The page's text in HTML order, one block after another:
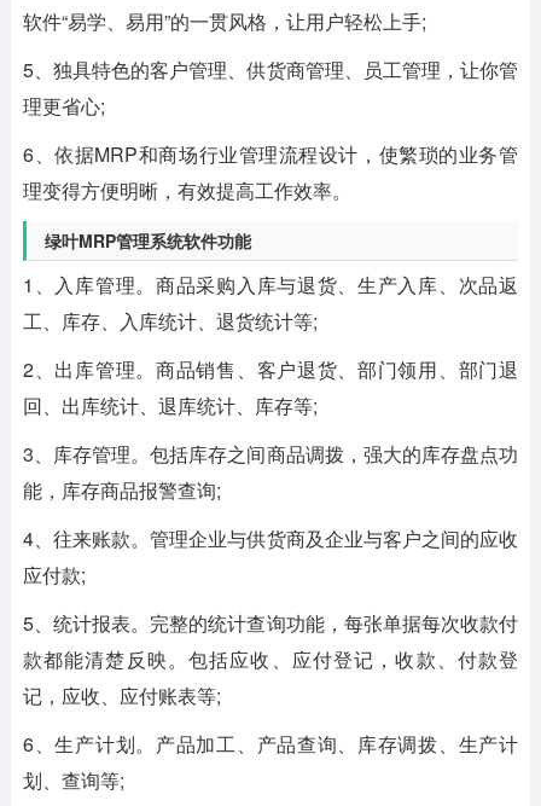
软件“易学、易用”的一贯风格，让用户轻松上手;
5、独具特色的客户管理、供货商管理、员工管理，让你管
理更省心;
6、依据MRP和商场行业管理流程设计，使繁琐的业务管
理变得方便明晰，有效提高工作效率。
绿叶MRP管理系统软件功能
1、入库管理。商品采购入库与退货、生产入库、次品返
工、库存、入库统计、退货统计等;
2、出库管理。商品销售、客户退货、部门领用、部门退
回、出库统计、退库统计、库存等;
3、库存管理。包括库存之间商品调拨，强大的库存盘点功
能，库存商品报警查询;
4、往来账款。管理企业与供货商及企业与客户之间的应收
应付款;
5、统计报表。完整的统计查询功能，每张单据每次收款付
款都能清楚反映。包括应收、应付登记，收款、付款登
记，应收、应付账表等;
6、生产计划。产品加工、产品查询、库存调拨、生产计
划、查询等;